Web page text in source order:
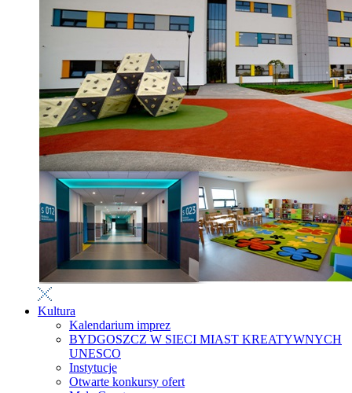
Kultura
Kalendarium imprez
BYDGOSZCZ W SIECI MIAST KREATYWNYCH
UNESCO
Instytucje
Otwarte konkursy ofert